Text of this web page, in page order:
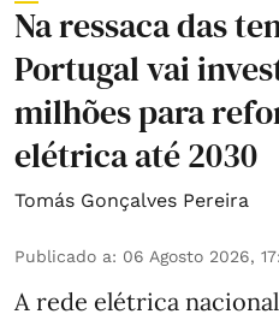
Na ressaca das
Portugal vai
milhões para
elétrica até 2030
Tomás Gonçalves Pereira
Publicado a: 06 Agosto 2026,
A rede elétrica